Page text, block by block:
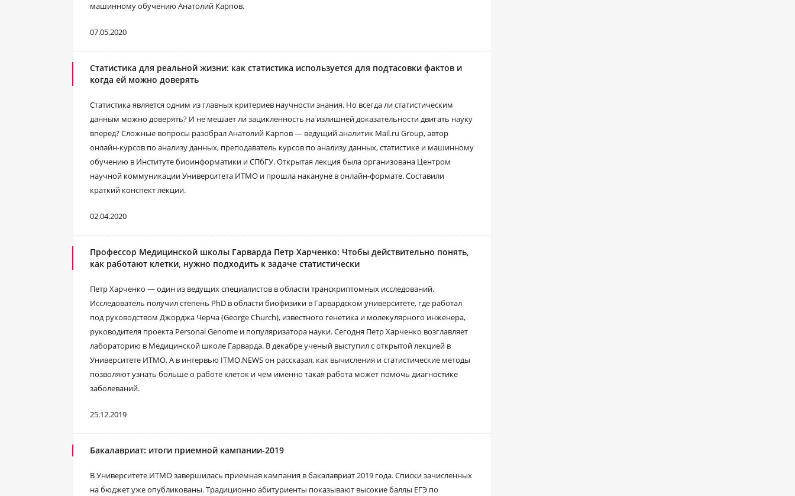
машинному обучению Анатолий Карпов.
07.05.2020
Статистика для реальной жизни: как статистика используется для подтасовки фактов и
когда ей можно доверять
Статистика является одним из главных критериев научности знания. Но всегда ли статистическим
данным можно доверять? И не мешает ли зацикленность на излишней доказательности двигать науку
вперед? Сложные вопросы разобрал Анатолий Карпов — ведущий аналитик Mail.ru Group, автор
онлайн-курсов по анализу данных, преподаватель курсов по анализу данных, статистике и машинному
обучению в Институте биоинформатики и СПбГУ. Открытая лекция была организована Центром
научной коммуникации Университета ИТМО и прошла накануне в онлайн-формате. Составили
краткий конспект лекции.
02.04.2020
Профессор Медицинской школы Гарварда Петр Харченко: Чтобы действительно понять,
как работают клетки, нужно подходить к задаче статистически
Петр Харченко — один из ведущих специалистов в области транскриптомных исследований.
Исследователь получил степень PhD в области биофизики в Гарвардском университете, где работал
под руководством Джорджа Черча (George Church), известного генетика и молекулярного инженера,
руководителя проекта Personal Genome и популяризатора науки. Сегодня Петр Харченко возглавляет
лабораторию в Медицинской школе Гарварда. В декабре ученый выступил с открытой лекцией в
Университете ИТМО. А в интервью ITMO.NEWS он рассказал, как вычисления и статистические методы
позволяют узнать больше о работе клеток и чем именно такая работа может помочь диагностике
заболеваний.
25.12.2019
Бакалавриат: итоги приемной кампании-2019
В Университете ИТМО завершилась приемная кампания в бакалавриат 2019 года. Списки зачисленных
на бюджет уже опубликованы. Традиционно абитуриенты показывают высокие баллы ЕГЭ по